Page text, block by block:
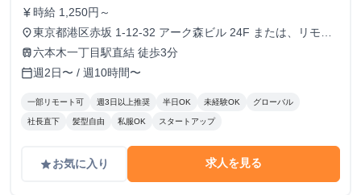
currency_yen 時給 1,250円～
place東京都港区赤坂 1-12-32 アーク森ビル 24F または、リモー
ト
train六本木一丁目駅直結 徒歩3分
calendar_today週2日〜 / 週10時間〜
一部リモート可 週3日以上推奨 半日OK 未経験OK グローバル
社長直下 髪型自由 私服OK スタートアップ
gradeお気に入り 求人を見る